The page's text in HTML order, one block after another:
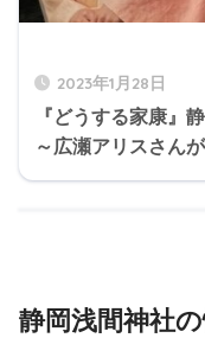
2023年1月28日
『どうする家康』
～広瀬アリスさん
静岡浅間神社